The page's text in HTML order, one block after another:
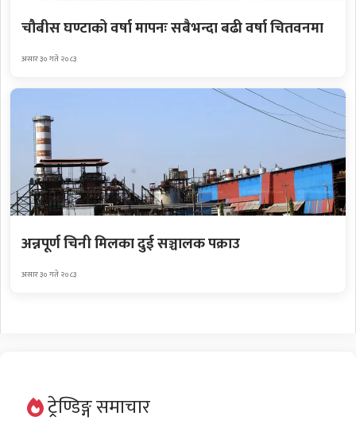
चौबीस घण्टाको वर्षा मापनः सबैभन्दा बढी वर्षा चितवनमा
असार ३० गते २०८३
अन्नपूर्ण चिनी मिलका दुई सञ्चालक पक्राउ
असार ३० गते २०८३
ट्रेण्डिङ्ग समाचार